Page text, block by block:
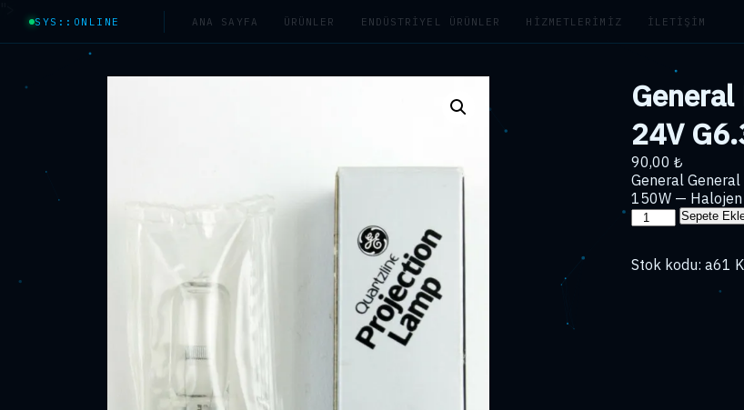
SYS::ONLINE ANA SAYFA ÜRÜNLER ENDÜSTRIYEL ÜRÜNLER HIZMETLERIMIZ İLETIŞIM
24V
90,00₺
General
150W —
General
Ampulü
Sepete
Stok kodu:a61